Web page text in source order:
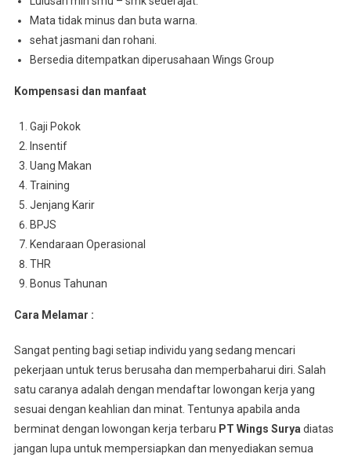
Mata tidak minus dan buta warna.
sehat jasmani dan rohani.
Bersedia ditempatkan diperusahaan Wings Group
Kompensasi dan manfaat
Gaji Pokok
Insentif
Uang Makan
Training
Jenjang Karir
BPJS
Kendaraan Operasional
THR
Bonus Tahunan
Cara Melamar :
Sangat penting bagi setiap individu yang sedang mencari
pekerjaan untuk terus berusaha dan memperbaharui diri. Salah
satu caranya adalah dengan mendaftar lowongan kerja yang
sesuai dengan keahlian dan minat. Tentunya apabila anda
berminat dengan lowongan kerja terbaru PT Wings Surya diatas
jangan lupa untuk mempersiapkan dan menyediakan semua